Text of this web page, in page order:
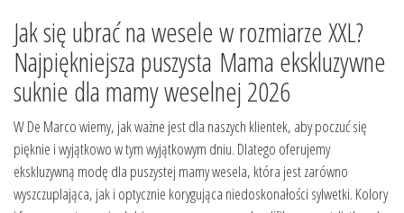
Jak się ubrać na wesele w rozmiarze XXL?
Najpiękniejsza puszysta Mama ekskluzywne
suknie dla mamy weselnej 2026
W De Marco wiemy, jak ważne jest dla naszych klientek, aby poczuć się
pięknie i wyjątkowo w tym wyjątkowym dniu. Dlatego oferujemy
ekskluzywną modę dla puszystej mamy wesela, która jest zarówno
wyszczuplająca, jak i optycznie korygująca niedoskonałości sylwetki. Kolory